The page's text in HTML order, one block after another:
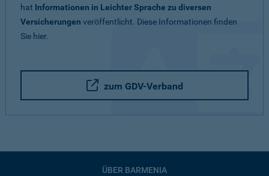
hat Informationen in Leichter Sprache zu diversen
Versicherungen veröffentlicht. Diese Informationen finden
Sie hier.
zum GDV-Verband
ÜBER BARMENIA